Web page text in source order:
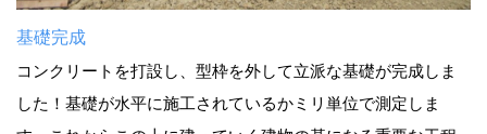
基礎完成
コンクリートを打設し、型枠を外して立派な基礎が完成しま
した！基礎が水平に施工されているかミリ単位で測定しま